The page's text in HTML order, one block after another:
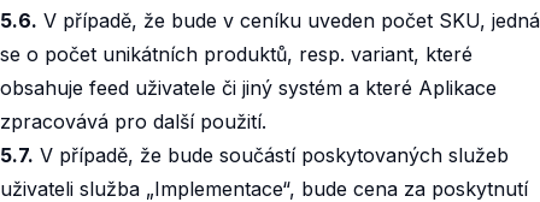
5.6. V případě, že bude v ceníku uveden počet SKU, jedná
se o počet unikátních produktů, resp. variant, které
obsahuje feed uživatele či jiný systém a které Aplikace
zpracovává pro další použití.‍
5.7. V případě, že bude součástí poskytovaných služeb
uživateli služba „Implementace“, bude cena za poskytnutí